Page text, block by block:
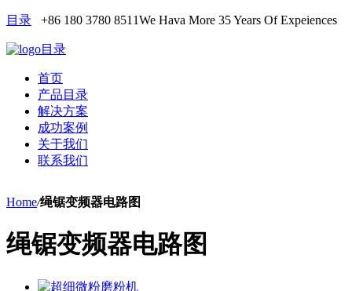
目录 +86 180 3780 8511We Hava More 35 Years Of Expeiences
目录
首页
产品目录
解决方案
成功案例
关于我们
联系我们
Home/绳锯变频器电路图
绳锯变频器电路图